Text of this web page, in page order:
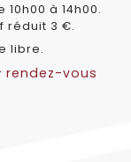
à 14h00.
réduit 3 €.
libre.
rendez-vous